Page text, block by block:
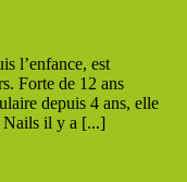
l’enfance, est
Forte de 12 ans
depuis 4 ans, elle
Nails il y a [...]